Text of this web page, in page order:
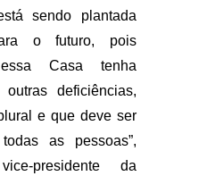
sendo plantada
o futuro, pois
Casa tenha
outras deficiências,
e que deve ser
as pessoas”,
presidente da